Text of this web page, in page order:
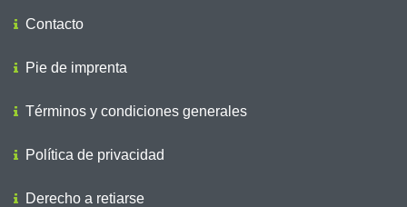
Contacto
Pie de imprenta
Términos y condiciones generales
Política de privacidad
Derecho a retiarse